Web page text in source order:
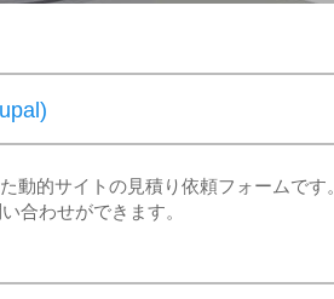
動的サイトの見積り依頼フォームで
合わせができます。